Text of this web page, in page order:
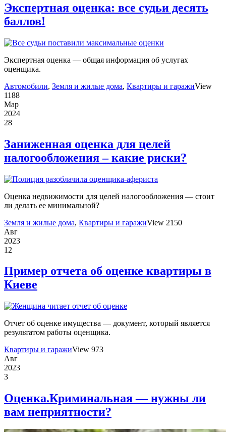
Экспертная оценка: все судьи десять
баллов!
Экспертная оценка — общая информация об услугах
оценщика.
Автомобили, Земля и жилые дома, Квартиры и гаражиView
1188
Мар
2024
28
Заниженная оценка для целей
налогообложения – какие риски?
Оценка недвижимости для целей налогообложения — стоит
ли делать ее минимальной?
Земля и жилые дома, Квартиры и гаражиView 2150
Авг
2023
12
Пример отчета об оценке квартиры в
Киеве
Отчет об оценке имущества — документ, который является
результатом работы оценщика.
Квартиры и гаражиView 973
Авг
2023
3
Оценка.Криминальная — нужны ли
вам неприятности?